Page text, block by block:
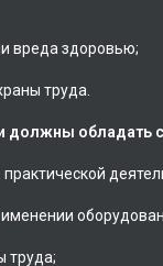
вреда здоровью;
труда.
должны
труда;